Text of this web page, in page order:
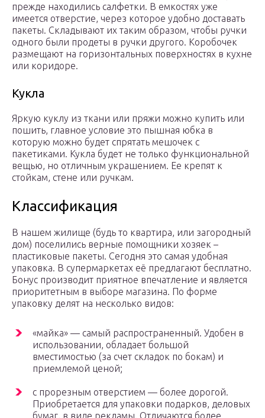
прежде находились салфетки. В емкостях уже
имеется отверстие, через которое удобно доставать
пакеты. Складывают их таким образом, чтобы ручки
одного были продеты в ручки другого. Коробочек
размещают на горизонтальных поверхностях в кухне
или коридоре.
Кукла
Яркую куклу из ткани или пряжи можно купить или
пошить, главное условие это пышная юбка в
которую можно будет спрятать мешочек с
пакетиками. Кукла будет не только функциональной
вещью, но отличным украшением. Ее крепят к
стойкам, стене или ручкам.
Классификация
В нашем жилище (будь то квартира, или загородный
дом) поселились верные помощники хозяек –
пластиковые пакеты. Сегодня это самая удобная
упаковка. В супермаркетах её предлагают бесплатно.
Бонус производит приятное впечатление и является
приоритетным в выборе магазина. По форме
упаковку делят на несколько видов:
«майка» — самый распространенный. Удобен в
использовании, обладает большой
вместимостью (за счет складок по бокам) и
приемлемой ценой;
с прорезным отверстием — более дорогой.
Приобретается для упаковки подарков, деловых
бумаг, в виде рекламы. Отличаются более